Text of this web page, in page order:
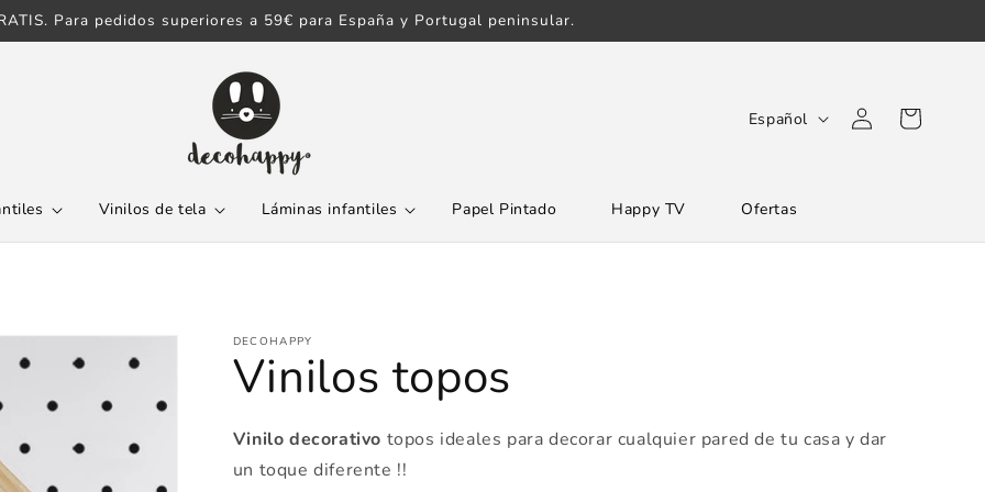
Para pedidos superiores a 59€ para España y Portugal peninsular.
Vinilos de tela Láminas infantiles Papel Pintado Happy TV Ofertas
o
m
Español
Iniciar
sesión
Carrito
DECOHAPPY
Vinilos topos
Vinilo decorativo topos ideales para decorar cualquier pared de tu casa y dar
un toque diferente !!